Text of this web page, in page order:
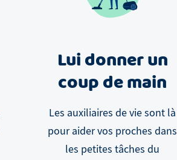
Lui donner un
coup de main
Les auxiliaires de vie sont là
pour aider vos proches dans
les petites tâches du